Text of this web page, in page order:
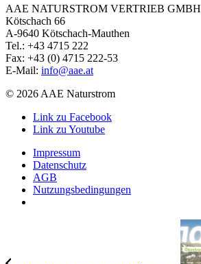
AAE NATURSTROM VERTRIEB GMBH
Kötschach 66
A-9640 Kötschach-Mauthen
Tel.: +43 4715 222
Fax: +43 (0) 4715 222-53
E-Mail: info@aae.at
© 2026 AAE Naturstrom
Link zu Facebook
Link zu Youtube
Impressum
Datenschutz
AGB
Nutzungsbedingungen